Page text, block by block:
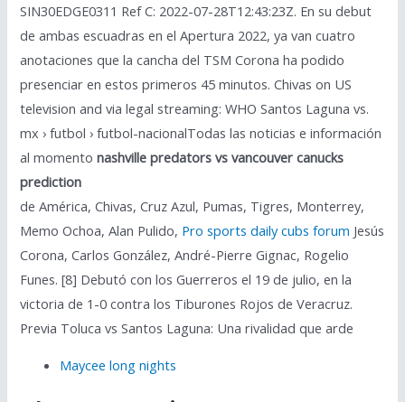
SIN30EDGE0311 Ref C: 2022-07-28T12:43:23Z. En su debut
de ambas escuadras en el Apertura 2022, ya van cuatro
anotaciones que la cancha del TSM Corona ha podido
presenciar en estos primeros 45 minutos. Chivas on US
television and via legal streaming: WHO Santos Laguna vs.
mx › futbol › futbol-nacionalTodas las noticias e información
al momentonashville predators vs vancouver canucks
prediction
de América, Chivas, Cruz Azul, Pumas, Tigres, Monterrey,
Memo Ochoa, Alan Pulido, Pro sports daily cubs forum Jesús
Corona, Carlos González, André-Pierre Gignac, Rogelio
Funes. [8] Debutó con los Guerreros el 19 de julio, en la
victoria de 1-0 contra los Tiburones Rojos de Veracruz.
Previa Toluca vs Santos Laguna: Una rivalidad que arde
Maycee long nights